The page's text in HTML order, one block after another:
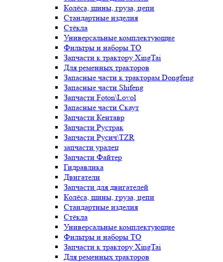
Колёса, шины, груза, цепи
Стандартные изделия
Стёкла
Универсальные комплектующие
Фильтры и наборы ТО
Запчасти к трактору XingTai
Для ременных тракторов
Запасные части к тракторам Dongfeng
Запасные части Shifeng
Запчасти Foton\Lovol
Запасные части Скаут
Запчасти Кентавр
Запчасти Рустрак
Запчасти Русич\TZR
запчасти уралец
Запчасти Файтер
Гидравлика
Двигатели
Запчасти для двигателей
Колёса, шины, груза, цепи
Стандартные изделия
Стёкла
Универсальные комплектующие
Фильтры и наборы ТО
Запчасти к трактору XingTai
Для ременных тракторов